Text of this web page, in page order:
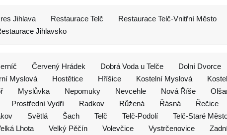
Jihlava Restaurace Telč Restaurace Telč-Vnitřní Město
Jihlavsko
Červený Hrádek Dobrá Voda u Telče Dolní Dvorce
Myslová Hostětice Hříšice Kostelní Myslová
Myslůvka Nepomuky Nevcehle Nová Říše
Prostřední Vydří Radkov Růžená Řásná Řečice
Světlá Šach Telč Telč-Podolí Telč-Staré
Lhota Velký Pěčín Volevčice Vystrčenovice